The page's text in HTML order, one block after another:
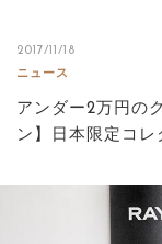
2017/11/18
ニュース
アンダー2万円の
ン】日本限定コレ